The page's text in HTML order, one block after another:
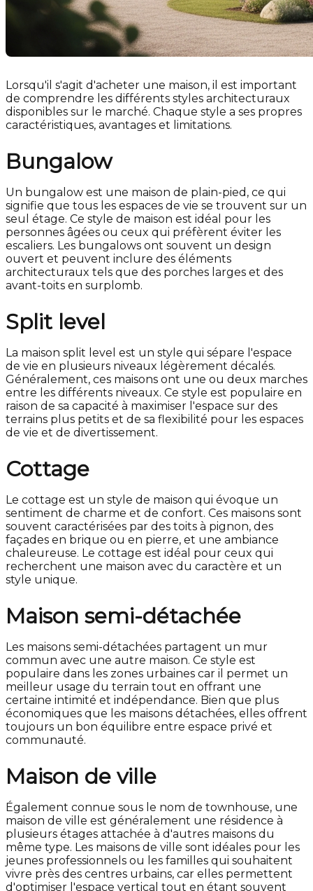
Lorsqu'il s'agit d'acheter une maison, il est important
de comprendre les différents styles architecturaux
disponibles sur le marché. Chaque style a ses propres
caractéristiques, avantages et limitations.
Bungalow
Un bungalow est une maison de plain-pied, ce qui
signifie que tous les espaces de vie se trouvent sur un
seul étage. Ce style de maison est idéal pour les
personnes âgées ou ceux qui préfèrent éviter les
escaliers. Les bungalows ont souvent un design
ouvert et peuvent inclure des éléments
architecturaux tels que des porches larges et des
avant-toits en surplomb.
Split level
La maison split level est un style qui sépare l'espace
de vie en plusieurs niveaux légèrement décalés.
Généralement, ces maisons ont une ou deux marches
entre les différents niveaux. Ce style est populaire en
raison de sa capacité à maximiser l'espace sur des
terrains plus petits et de sa flexibilité pour les espaces
de vie et de divertissement.
Cottage
Le cottage est un style de maison qui évoque un
sentiment de charme et de confort. Ces maisons sont
souvent caractérisées par des toits à pignon, des
façades en brique ou en pierre, et une ambiance
chaleureuse. Le cottage est idéal pour ceux qui
recherchent une maison avec du caractère et un
style unique.
Maison semi-détachée
Les maisons semi-détachées partagent un mur
commun avec une autre maison. Ce style est
populaire dans les zones urbaines car il permet un
meilleur usage du terrain tout en offrant une
certaine intimité et indépendance. Bien que plus
économiques que les maisons détachées, elles offrent
toujours un bon équilibre entre espace privé et
communauté.
Maison de ville
Également connue sous le nom de townhouse, une
maison de ville est généralement une résidence à
plusieurs étages attachée à d'autres maisons du
même type. Les maisons de ville sont idéales pour les
jeunes professionnels ou les familles qui souhaitent
vivre près des centres urbains, car elles permettent
d'optimiser l'espace vertical tout en étant souvent